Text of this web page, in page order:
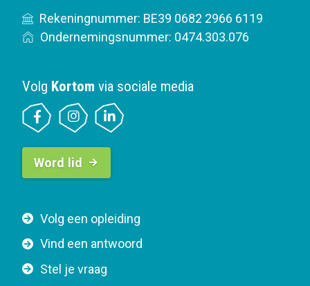
Rekeningnummer: BE39 0682 2966 6119
Ondernemingsnummer: 0474.303.076
F
o
t
Volg een opleiding
Vind een antwoord
Stel je vraag
Volg Kortom via sociale media
B
t
o
n
a
Word lid